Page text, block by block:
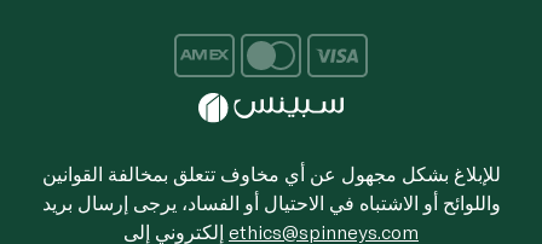
للإبلاغ بشكل مجهول عن أي مخاوف تتعلق بمخالفة القوانين
واللوائح أو الاشتباه في الاحتيال أو الفساد، يرجى إرسال بريد
ethics@spinneys.com